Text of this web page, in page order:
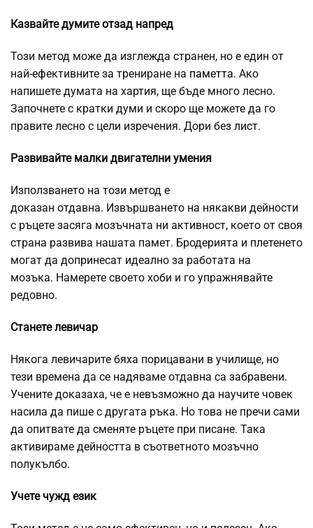
Казвайте думите отзад напред
Този метод може да изглежда странен, но е един от
най-ефективните за трениране на паметта. Ако
напишете думата на хартия, ще бъде много лесно.
Започнете с кратки думи и скоро ще можете да го
правите лесно с цели изречения. Дори без лист.
Развивайте малки двигателни умения
Използването на този метод е
доказан отдавна. Извършването на някакви дейности
с ръцете засяга мозъчната ни активност, което от своя
страна развива нашата памет. Бродерията и плетенето
могат да допринесат идеално за работата на
мозъка. Намерете своето хоби и го упражнявайте
редовно.
Станете левичар
Някога левичарите бяха порицавани в училище, но
тези времена да се надяваме отдавна са забравени.
Учените доказаха, че е невъзможно да научите човек
насила да пише с другата ръка. Но това не пречи сами
да опитвате да сменяте ръцете при писане. Така
активираме дейността в съответното мозъчно
полукълбо.
Учете чужд език